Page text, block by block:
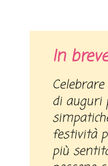
In
Celebrare la Pasqua con frasi
di auguri
festività
più